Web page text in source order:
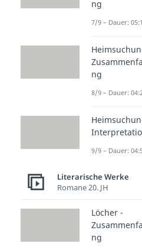
ng
7/9 – Dauer:
ng
8/9 – Dauer:
9/9 – Dauer:
Literarische Werke
Romane 20. JH
Löcher -
ng